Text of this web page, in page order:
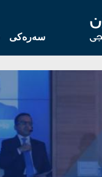
سەرەکی